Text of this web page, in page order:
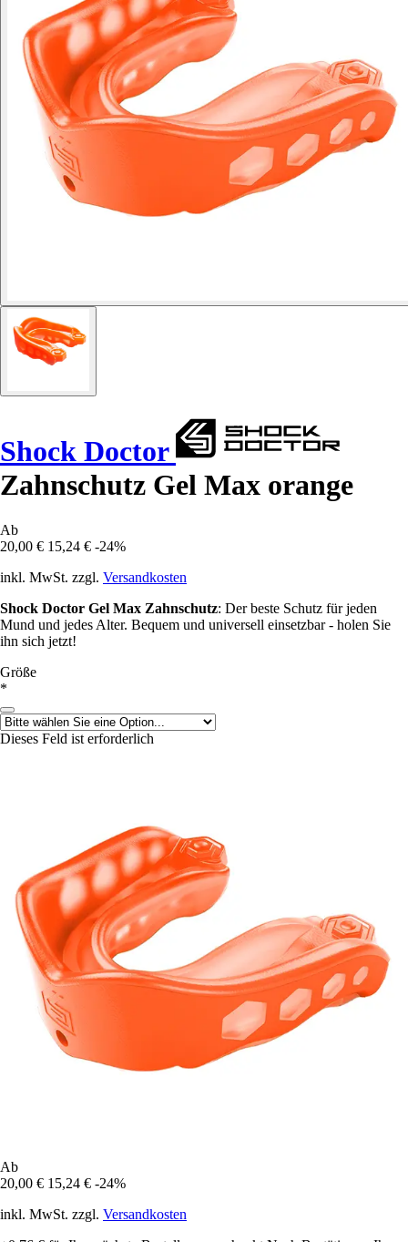
Shock Doctor
Zahnschutz Gel Max orange
Ab
20,00 € 15,24 € -24%
inkl. MwSt. zzgl. Versandkosten
Shock Doctor Gel Max Zahnschutz: Der beste Schutz für jeden
Mund und jedes Alter. Bequem und universell einsetzbar - holen Sie
ihn sich jetzt!
Größe
*
Dieses Feld ist erforderlich
Ab
20,00 € 15,24 € -24%
inkl. MwSt. zzgl. Versandkosten